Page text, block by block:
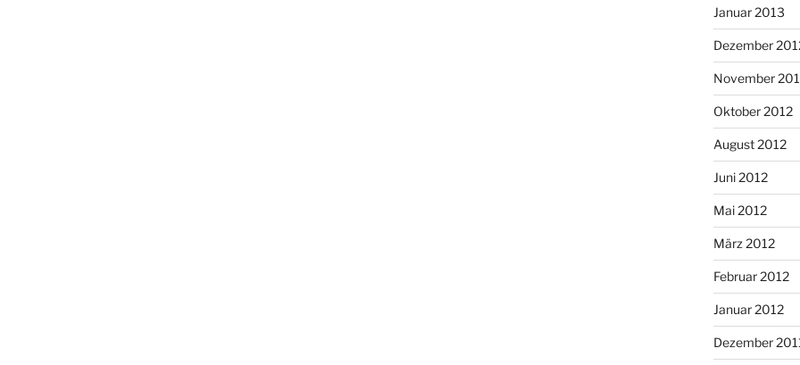
Januar 2013
Dezember
November
Oktober 2012
August 2012
Juni 2012
Mai 2012
März 2012
Februar 2012
Januar 2012
Dezember